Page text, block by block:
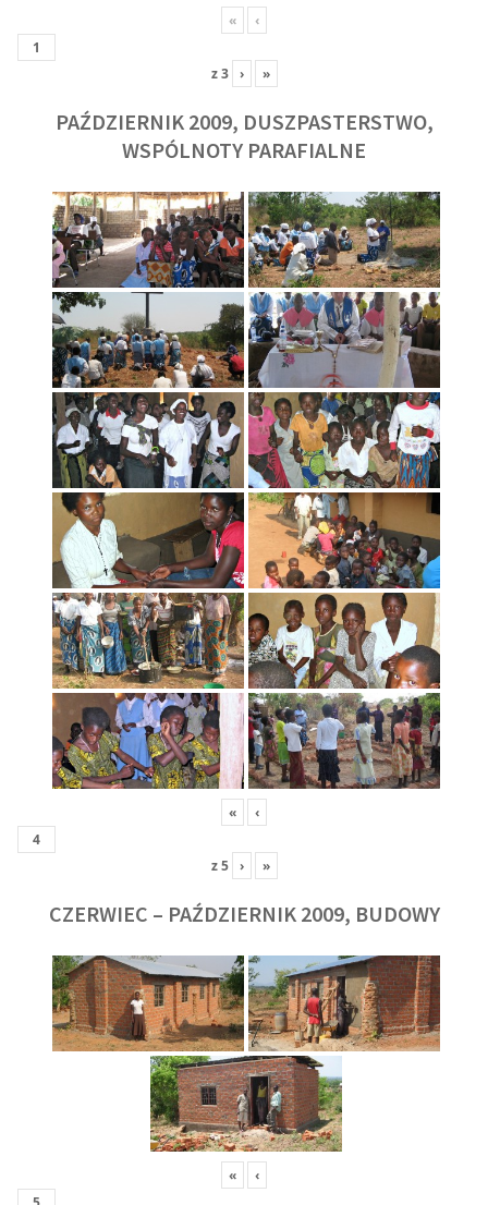
« ‹
z3 › »
PAŹDZIERNIK 2009, DUSZPASTERSTWO,
WSPÓLNOTY PARAFIALNE
« ‹
z5 › »
CZERWIEC – PAŹDZIERNIK 2009, BUDOWY
« ‹